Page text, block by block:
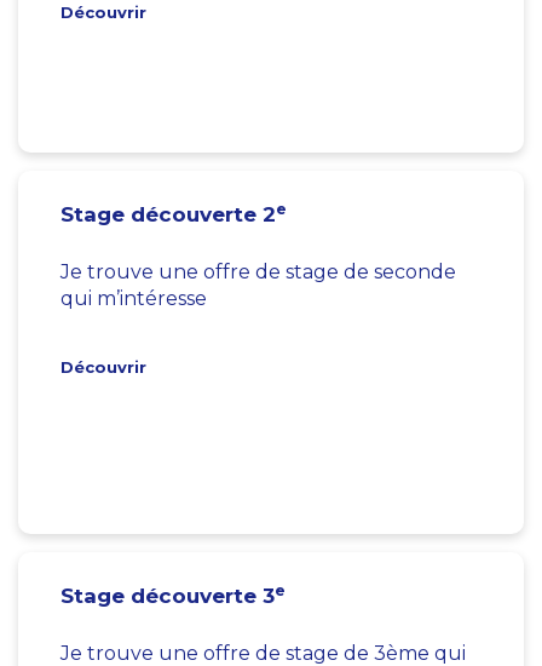
Découvrir
Stage découverte 2e
Je trouve une offre de stage de seconde
qui m’intéresse
Découvrir
Stage découverte 3e
Je trouve une offre de stage de 3ème qui